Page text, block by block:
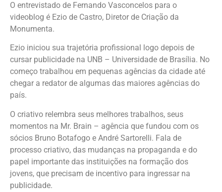
O entrevistado de Fernando Vasconcelos para o
videoblog é Ezio de Castro, Diretor de Criação da
Monumenta.
Ezio iniciou sua trajetória profissional logo depois de
cursar publicidade na UNB – Universidade de Brasília. No
começo trabalhou em pequenas agências da cidade até
chegar a redator de algumas das maiores agências do
país.
O criativo relembra seus melhores trabalhos, seus
momentos na Mr. Brain – agência que fundou com os
sócios Bruno Botafogo e André Sartorelli. Fala de
processo criativo, das mudanças na propaganda e do
papel importante das instituições na formação dos
jovens, que precisam de incentivo para ingressar na
publicidade.